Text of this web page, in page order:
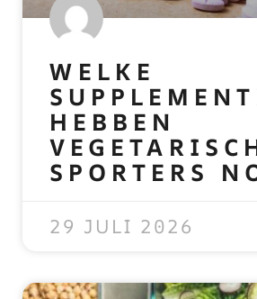
WELKE
HEBBEN
SPORTERS
29 JULI 2026